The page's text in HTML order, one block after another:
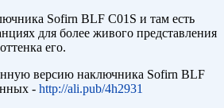
Sofirn BLF C01S и там есть
для более живого представления
его.
версию наключника Sofirn BLF
- http://ali.pub/4h2931